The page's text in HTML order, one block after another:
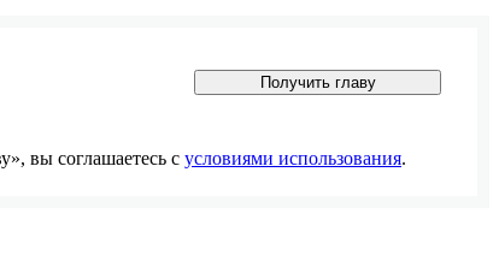
Получить главу
вы соглашаетесь с условиями использования.